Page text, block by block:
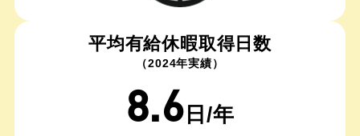
平均有給休暇取得日数
（2024年実績）
8.6 日/年